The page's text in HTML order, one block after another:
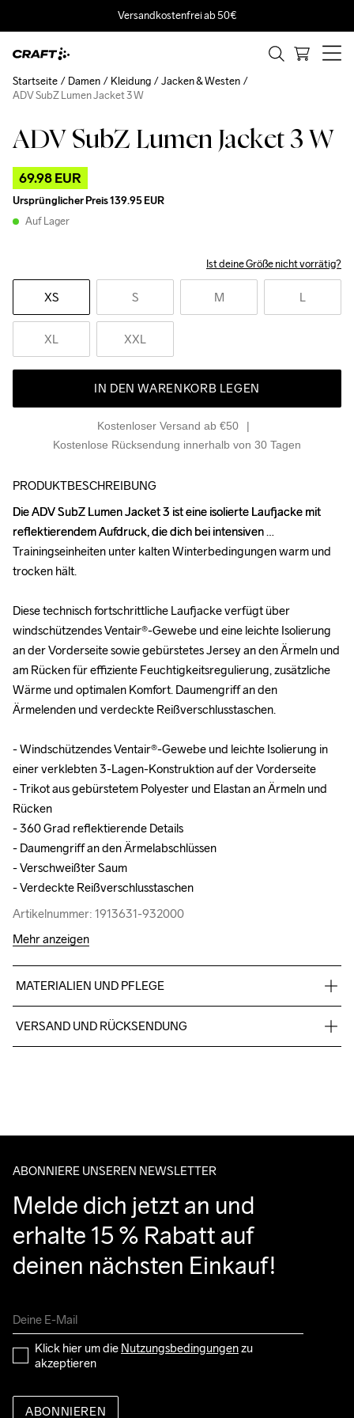
Versandkostenfrei ab 50€
ADV SubZ Lumen Jacket 3 W
69.98 EUR
Ursprünglicher Preis139.95 EUR
Auf Lager
Ist deine Größe nicht vorrätig?
XS S M L
XL XXL
IN DEN WARENKORB LEGEN
Kostenloser Versand ab €50
Kostenlose Rücksendung innerhalb von 30 Tagen
Startseite Damen Kleidung
Jacken & Westen
ADV SubZ Lumen Jacket 3 W
Outlet
PRODUKTBESCHREIBUNG
Die ADV SubZ Lumen Jacket 3 ist eine isolierte Laufjacke mit
reflektierendem Aufdruck, die dich bei intensiven
Trainingseinheiten unter kalten Winterbedingungen warm und
trocken hält.
Diese technisch fortschrittliche Laufjacke verfügt über
windschützendes Ventair®-Gewebe und eine leichte Isolierung
an der Vorderseite sowie gebürstetes Jersey an den Ärmeln und
am Rücken für effiziente Feuchtigkeitsregulierung, zusätzliche
Wärme und optimalen Komfort. Daumengriff an den
Ärmelenden und verdeckte Reißverschlusstaschen.
- Windschützendes Ventair®-Gewebe und leichte Isolierung in
einer verklebten 3-Lagen-Konstruktion auf der Vorderseite
- Trikot aus gebürstetem Polyester und Elastan an Ärmeln und
Rücken
- 360 Grad reflektierende Details
- Daumengriff an den Ärmelabschlüssen
- Verschweißter Saum
- Verdeckte Reißverschlusstaschen
Artikelnummer: 1913631-932000
Die ADV SubZ Lumen Jacket 3 ist eine isolierte Laufjacke mit
reflektierendem Aufdruck, die dich bei intensiven
Trainingseinheiten unter kalten Winterbedingungen warm und
trocken hält.
Diese technisch fortschrittliche Laufjacke verfügt über
windschützendes Ventair®-Gewebe und eine leichte Isolierung
an der Vorderseite sowie gebürstetes Jersey an den Ärmeln und
am Rücken für effiziente Feuchtigkeitsregulierung, zusätzliche
Wärme und optimalen Komfort. Daumengriff an den
Ärmelenden und verdeckte Reißverschlusstaschen.
- Windschützendes Ventair®-Gewebe und leichte Isolierung in
einer verklebten 3-Lagen-Konstruktion auf der Vorderseite
- Trikot aus gebürstetem Polyester und Elastan an Ärmeln und
Rücken
- 360 Grad reflektierende Details
- Daumengriff an den Ärmelabschlüssen
- Verschweißter Saum
- Verdeckte Reißverschlusstaschen
Artikelnummer: 1913631-932000
Mehr anzeigen
MATERIALIEN UND PFLEGE
Body vorne: 100% Polyester Rückenteil: 88% Polyester
(recycelt) 12% Elastan Ärmel: 88% Polyester (recycelt) 12%
VERSAND UND RÜCKSENDUNG
entgegennehmen kannst.
ABONNIERE UNSEREN NEWSLETTER
Melde dich jetzt an und
erhalte 15 % Rabatt auf
deinen nächsten Einkauf!
Klick hier um die Nutzungsbedingungen zu
akzeptieren
ABONNIEREN